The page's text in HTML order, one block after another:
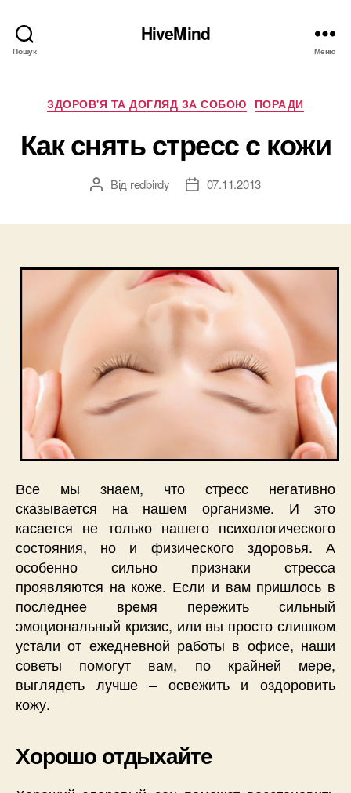
Пошук
HiveMind
Меню
Категорії
ЗДОРОВ'Я ТА ДОГЛЯД ЗА СОБОЮ ПОРАДИ
Как снять стресс с кожи
Автор
Від redbirdy
Дата07.11.2013
Все мы знаем, что стресс негативно
сказывается на нашем организме. И это
касается не только нашего психологического
состояния, но и физического здоровья. А
особенно сильно признаки стресса
проявляются на коже. Если и вам пришлось в
последнее время пережить сильный
эмоциональный кризис, или вы просто слишком
устали от ежедневной работы в офисе, наши
советы помогут вам, по крайней мере,
выглядеть лучше – освежить и оздоровить
кожу.
Хорошо отдыхайте